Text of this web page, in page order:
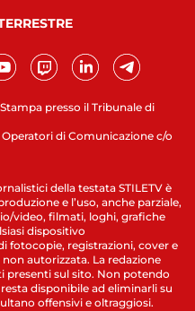
presso il Tribunale di
di Comunicazione c/o
della testata STILETV è
e l’uso, anche parziale,
video, filmati, loghi, grafiche
dispositivo
fotocopie, registrazioni, cover e
autorizzata. La redazione
presenti sul sito. Non potendo
disponibile ad eliminarli su
offensivi e oltraggiosi.